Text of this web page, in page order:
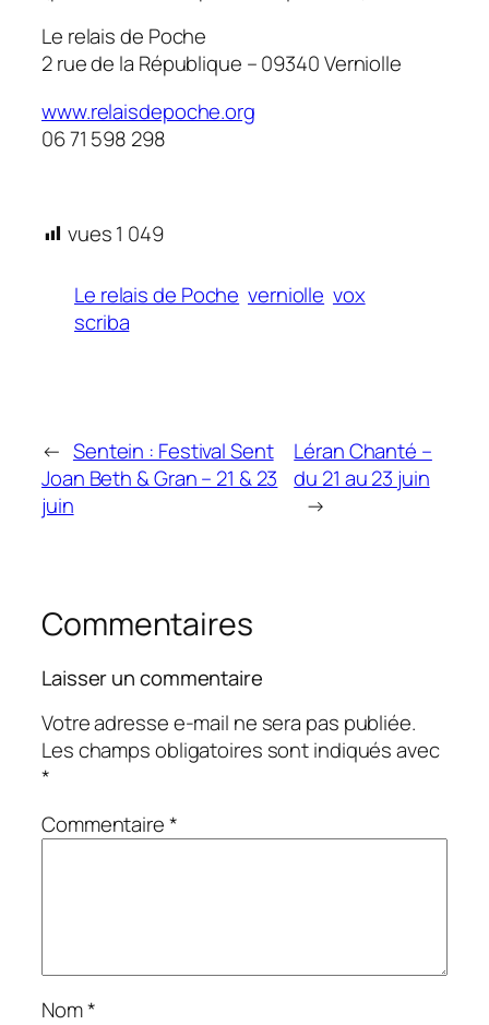
Le relais de Poche
2 rue de la République – 09340 Verniolle
www.relaisdepoche.org
06 71 598 298
vues1 049
Le relais de Poche verniolle vox
scriba
← Sentein : Festival Sent
Joan Beth & Gran – 21 & 23
juin
Léran Chanté –
du 21 au 23 juin
→
Commentaires
Laisser un commentaire
Votre adresse e-mail ne sera pas publiée.
Les champs obligatoires sont indiqués avec
*
Commentaire*
Nom*